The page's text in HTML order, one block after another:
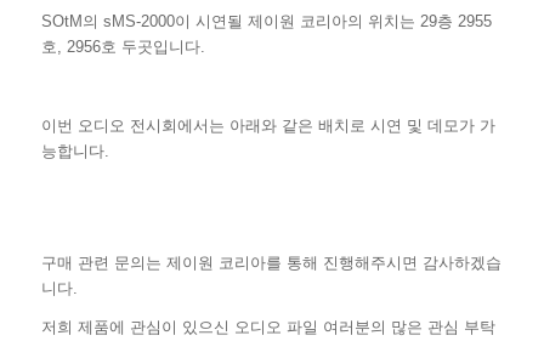
SOtM의 sMS-2000이 시연될 제이원 코리아의 위치는 29층 2955
호, 2956호 두곳입니다.
이번 오디오 전시회에서는 아래와 같은 배치로 시연 및 데모가 가
능합니다.
구매 관련 문의는 제이원 코리아를 통해 진행해주시면 감사하겠습
니다.
저희 제품에 관심이 있으신 오디오 파일 여러분의 많은 관심 부탁